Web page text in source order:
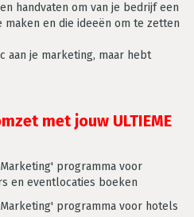
handvaten om van je bedrijf een
maken en die ideeën om te zetten
aan je marketing, maar hebt
met jouw ULTIEME
programma voor
en eventlocaties boeken
programma voor hotels